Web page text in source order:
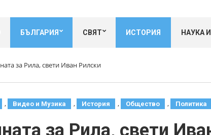
БЪЛГАРИЯ СВЯТ ИСТОРИЯ НАУКА
за Рила, свети Иван Рилски
, Видео и Музика , История , Общество , Политика
за Рила, свети